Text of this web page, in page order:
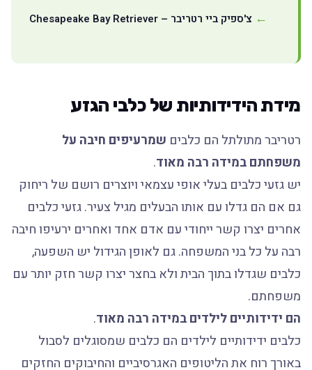
צ'ספיק ביי רטריבר – Chesapeake Bay Retriever
מידת הידידותיות של כלבי הגזע
רטריבר מתולתל הם כלבים שמרעיפים חיבה על
משפחתם במידה רבה מאוד.
יש גזעי כלבים בעלי אופי עצמאי ויוצרים רושם של ריחוק
גם אם הם גדלו עם אותו הבעלים מגיל צעיר. גזעי כלבים
אחרים יצרו קשר ייחודי עם אדם אחד ואחרים ירעיפו חיבה
רבה על כל בני המשפחה. גם לאופן הגידול יש השפעה,
כלבים שגדלו בתוך הבית ולא בחצר יצרו קשר חזק יותר עם
משפחתם.
הם ידידותיים לילדים במידה רבה מאוד.
כלבים ידידותיים לילדים הם כלבים שמסוגלים לסבול
באורך רוח את הליטופים האגרסיביים והחיבוקים החזקים